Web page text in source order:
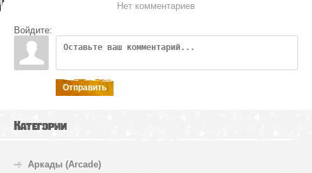
Нет комментариев
Войдите:
Отправить
Категории
Аркады (Arcade)